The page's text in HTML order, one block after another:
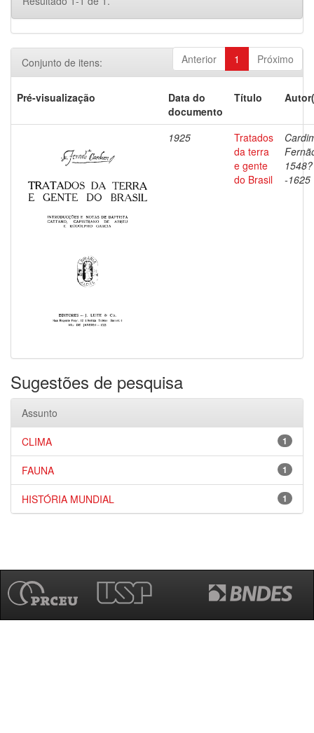
Anterior 1 Próximo
Conjunto de itens:
Pré-visualização
Data do
documento
Título
1925
Tratados
da terra
e gente
do Brasil
1548?
-1625
Sugestões de pesquisa
Assunto
1
CLIMA
1
FAUNA
1
HISTÓRIA MUNDIAL